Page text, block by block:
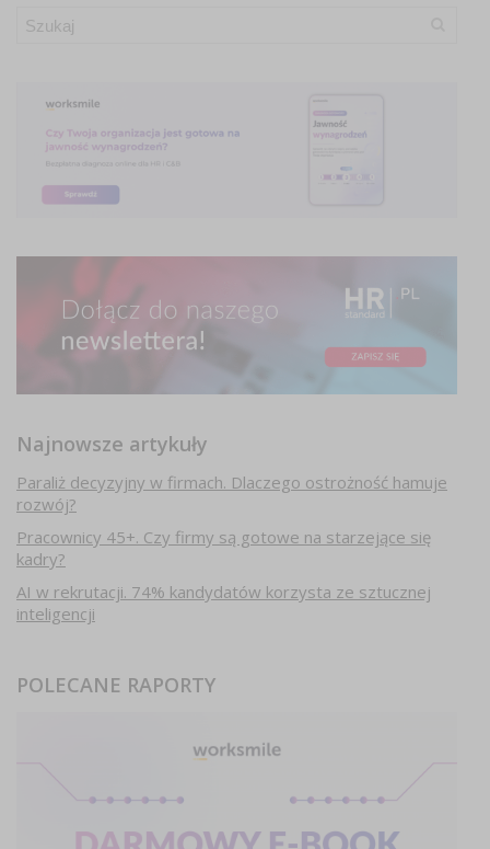
Najnowsze artykuły
Paraliż decyzyjny w firmach. Dlaczego ostrożność hamuje
rozwój?
Pracownicy 45+. Czy firmy są gotowe na starzejące się
kadry?
AI w rekrutacji. 74% kandydatów korzysta ze sztucznej
inteligencji
POLECANE RAPORTY